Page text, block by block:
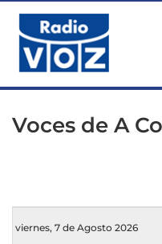
Voces de A
viernes, 7 de Agosto 2026